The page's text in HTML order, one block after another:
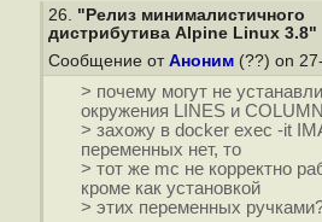
26. "Релиз минималистичного
дистрибутива Alpine Linux 3.8"
Сообщение от Аноним (??) on
> почему могут не
окружения LINES и
> захожу в docker exec -it
переменных нет, то
> тот же mc не корректно
кроме как установкой
> этих переменных